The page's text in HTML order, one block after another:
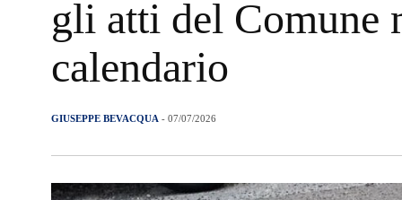
gli atti del Comune
calendario
GIUSEPPE BEVACQUA - 07/07/2026